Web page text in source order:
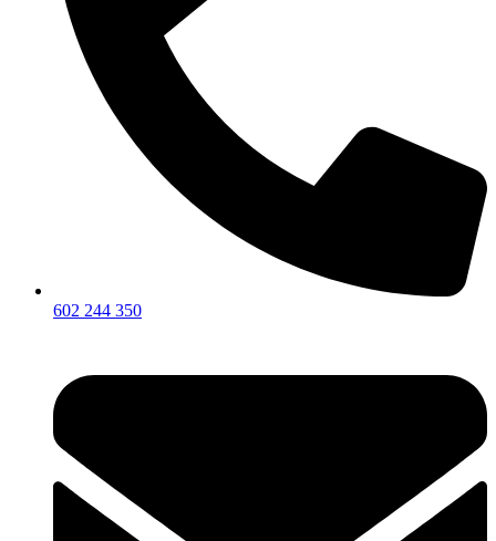
602 244 350